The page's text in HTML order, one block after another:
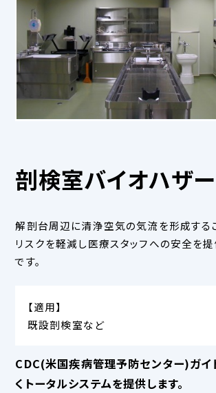
剖検室バイオハザ
解剖台周辺に清浄空気の気流を形成する
リスクを軽減し医療スタッフへの安全を
です。
【適用】
既設剖検室など
CDC(米国疾病管理予防センター)ガイ
くトータルシステムを提供します。